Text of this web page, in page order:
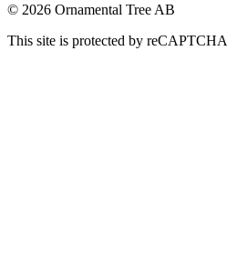
© 2026 Ornamental Tree AB
This site is protected by reCAPTCHA